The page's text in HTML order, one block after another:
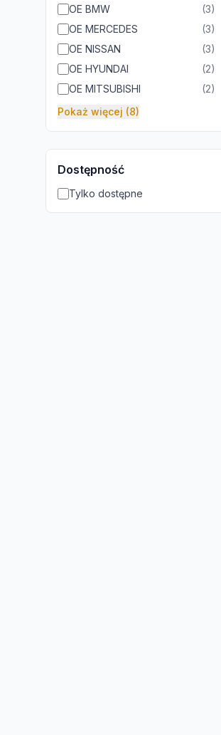
OE BMW
(3)
OE MERCEDES
(3)
OE NISSAN
(3)
OE HYUNDAI
(2)
OE MITSUBISHI
(2)
Pokaż więcej (8)
Dostępność
Tylko dostępne